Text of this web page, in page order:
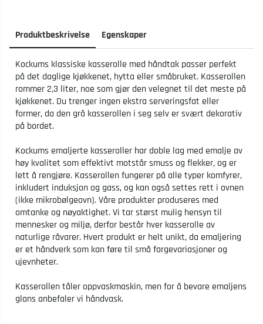
Produktbeskrivelse Egenskaper
Kockums klassiske kasserolle med håndtak passer perfekt
på det daglige kjøkkenet, hytta eller småbruket. Kasserollen
rommer 2,3 liter, noe som gjør den velegnet til det meste på
kjøkkenet. Du trenger ingen ekstra serveringsfat eller
former, da den grå kasserollen i seg selv er svært dekorativ
på bordet.
Kockums emaljerte kasseroller har doble lag med emalje av
høy kvalitet som effektivt motstår smuss og flekker, og er
lett å rengjøre. Kasserollen fungerer på alle typer komfyrer,
inkludert induksjon og gass, og kan også settes rett i ovnen
(ikke mikrobølgeovn). Våre produkter produseres med
omtanke og nøyaktighet. Vi tar størst mulig hensyn til
mennesker og miljø, derfor består hver kasserolle av
naturlige råvarer. Hvert produkt er helt unikt, da emaljering
er et håndverk som kan føre til små fargevariasjoner og
ujevnheter.
Kasserollen tåler oppvaskmaskin, men for å bevare emaljens
glans anbefaler vi håndvask.